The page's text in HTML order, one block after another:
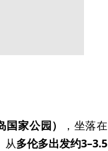
家公园）
，坐落在
从多伦多出发约3–3.5